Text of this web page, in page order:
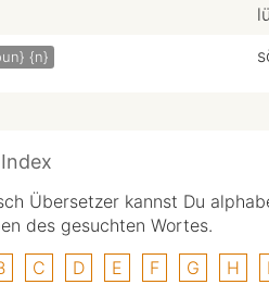
{n}
Übersetzer kannst Du
des gesuchten Wortes.
C D E F G H I